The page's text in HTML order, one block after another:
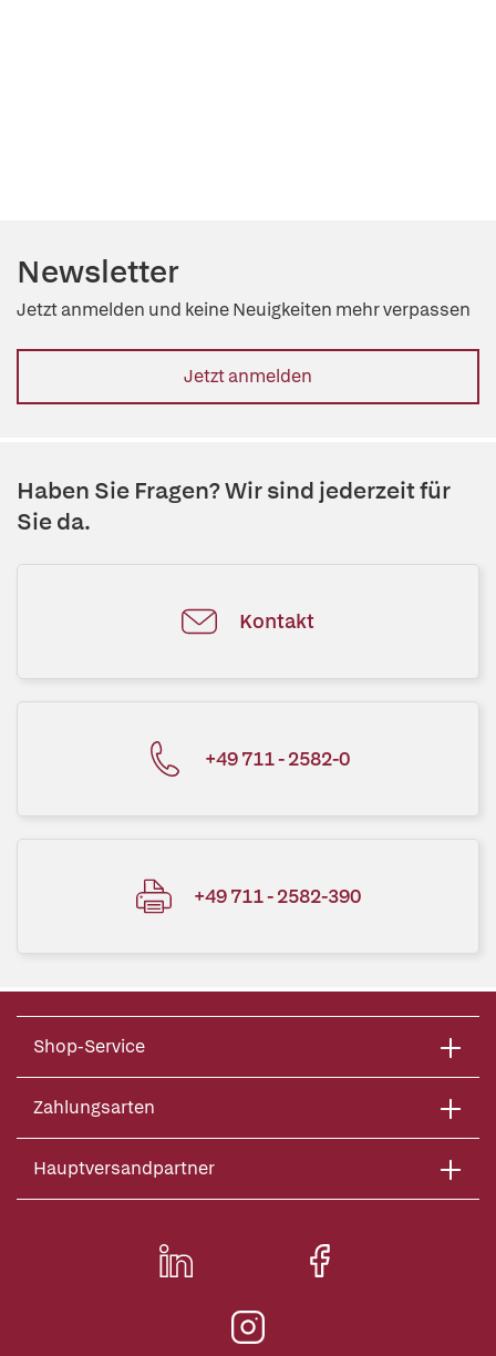
Newsletter
Jetzt anmelden und keine Neuigkeiten mehr verpassen
Jetzt anmelden
Haben Sie Fragen? Wir sind jederzeit für
Sie da.
Kontakt
+49 711 - 2582-0
+49 711 - 2582-390
Shop-Service
Zahlungsarten
Hauptversandpartner